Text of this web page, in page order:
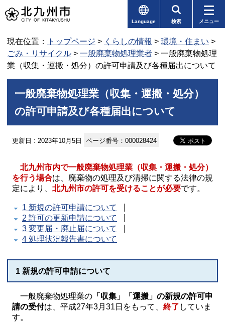
Language 検索 メニュー
現在位置： トップページ > くらしの情報 > 環境・住まい >
ごみ・リサイクル > 一般廃棄物処理業者 > 一般廃棄物処理
業（収集・運搬・処分）の許可申請及び各種届出について
一般廃棄物処理業（収集・運搬・処分）
の許可申請及び各種届出について
更新日 : 2023年10月5日 ページ番号：000028424
北九州市内で一般廃棄物処理業（収集・運搬・処分）
を行う場合は、廃棄物の処理及び清掃に関する法律の規
定により、 北九州市の許可を受けることが必要です。
1 新規の許可申請について
2 許可の更新申請について
3 変更届・廃止届について
4 処理状況報告書について
1 新規の許可申請について
一般廃棄物処理業の 「収集」「運搬」の新規の許可申
請の受付は、平成27年3月31日をもって、 終了 していま
す。